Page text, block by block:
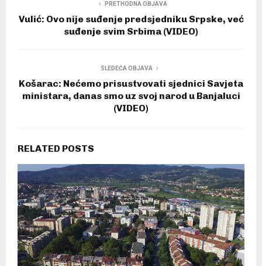
PRETHODNA OBJAVA
Vulić: Ovo nije suđenje predsjedniku Srpske, već
suđenje svim Srbima (VIDEO)
SLEDEĆA OBJAVA
Košarac: Nećemo prisustvovati sjednici Savjeta
ministara, danas smo uz svoj narod u Banjaluci
(VIDEO)
RELATED POSTS